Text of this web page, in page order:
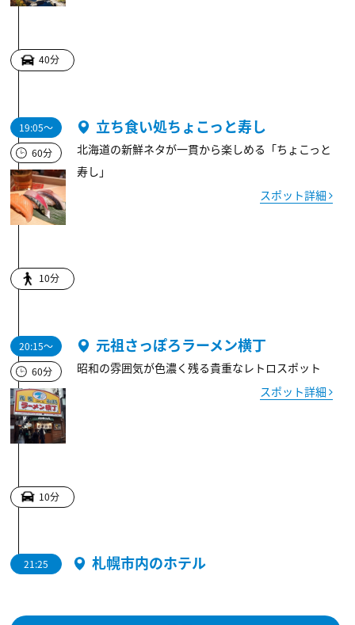
40分
19:05～
60分
立ち食い処ちょこっと寿し
北海道の新鮮ネタが一貫から楽しめる「ちょこっと
寿し」
スポット詳細
10分
20:15～
60分
元祖さっぽろラーメン横丁
昭和の雰囲気が色濃く残る貴重なレトロスポット
スポット詳細
10分
21:25 札幌市内のホテル